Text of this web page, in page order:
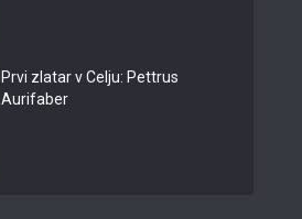
Prvi zlatar v Celju: Pettrus
Aurifaber